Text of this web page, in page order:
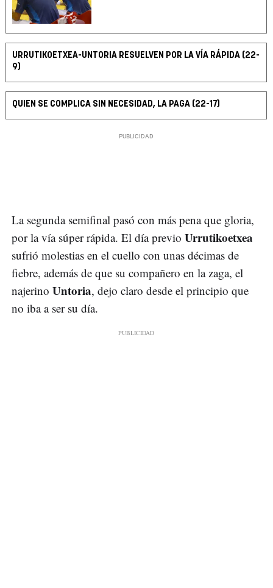
URRUTIKOETXEA-UNTORIA RESUELVEN POR LA VÍA RÁPIDA (22-
9)
QUIEN SE COMPLICA SIN NECESIDAD, LA PAGA (22-17)
La segunda semifinal pasó con más pena que gloria,
por la vía súper rápida. El día previo Urrutikoetxea
sufrió molestias en el cuello con unas décimas de
fiebre, además de que su compañero en la zaga, el
najerino Untoria, dejo claro desde el principio que
no iba a ser su día.